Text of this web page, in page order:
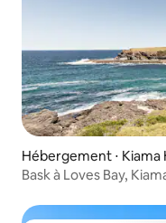
Hébergement ⋅ Kiama
Bask à Loves Bay,